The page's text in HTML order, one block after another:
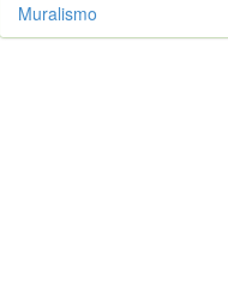
Muralismo